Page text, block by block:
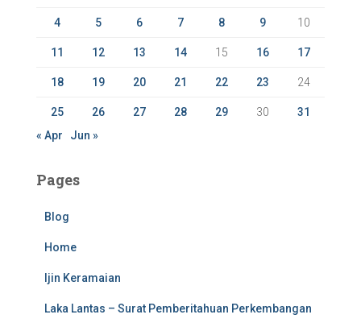
4 5 6 7 8 9 10
11 12 13 14 15 16 17
18 19 20 21 22 23 24
25 26 27 28 29 30
31
« Apr
Jun »
Pages
Blog
Home
Ijin Keramaian
Laka Lantas – Surat Pemberitahuan Perkembangan